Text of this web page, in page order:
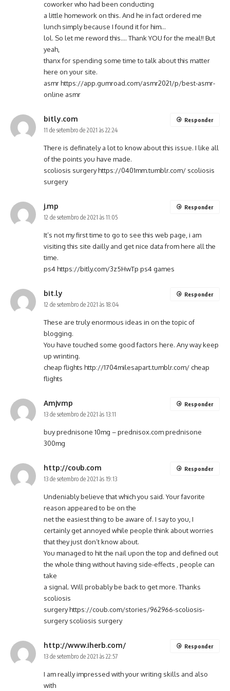
coworker who had been conducting
a little homework on this. And he in fact ordered me
lunch simply because I found it for him…
lol. So let me reword this…. Thank YOU for the meal!! But
yeah,
thanx for spending some time to talk about this matter
here on your site.
asmrhttps://app.gumroad.com/asmr2021/p/best-asmr-
online asmr
bitly.com
11 de setembro de 2021 às 22:24
There is definately a lot to know about this issue. I like all
of the points you have made.
scoliosis surgeryhttps://0401mm.tumblr.com/ scoliosis
surgery
Responder
j.mp
12 de setembro de 2021 às 11:05
It’s not my first time to go to see this web page, i am
visiting this site dailly and get nice data from here all the
time.
ps4 https://bitly.com/3z5HwTp ps4 games
Responder
bit.ly
12 de setembro de 2021 às 18:04
These are truly enormous ideas in on the topic of
blogging.
You have touched some good factors here. Any way keep
up wrinting.
cheap flights http://1704milesapart.tumblr.com/ cheap
flights
Responder
Amjvmp
13 de setembro de 2021 às 13:11
buy prednisone 10mg –prednisox.comprednisone
300mg
Responder
http://coub.com
13 de setembro de 2021 às 19:13
Undeniably believe that which you said. Your favorite
reason appeared to be on the
net the easiest thing to be aware of. I say to you, I
certainly get annoyed while people think about worries
that they just don’t know about.
You managed to hit the nail upon the top and defined out
the whole thing without having side-effects , people can
take
a signal. Will probably be back to get more. Thanks
scoliosis
surgeryhttps://coub.com/stories/962966-scoliosis-
surgeryscoliosis surgery
Responder
http://www.iherb.com/
13 de setembro de 2021 às 22:57
I am really impressed with your writing skills and also
with
Responder